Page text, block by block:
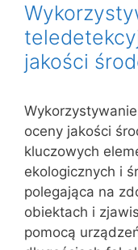
jakości
oceny jakości
kluczowych
ekologicznych i
polegająca na
obiektach i
pomocą